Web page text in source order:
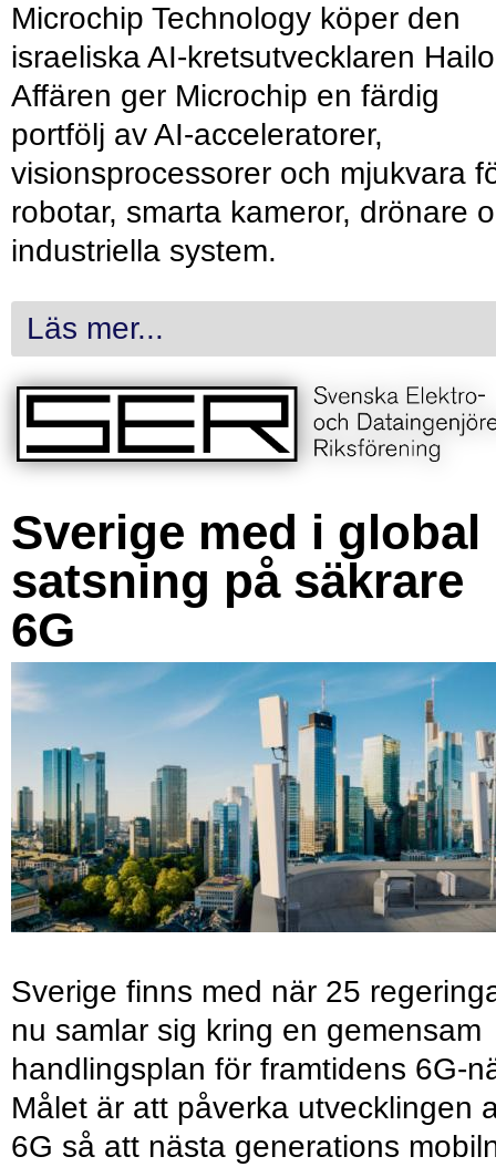
Microchip Technology köper den
israeliska AI-kretsutvecklaren
Affären ger Microchip en färdig
portfölj av AI-acceleratorer,
visionsprocessorer och mjukvara
robotar, smarta kameror, drönare
industriella system.
Läs mer...
Sverige med i global
satsning på säkrare
6G
Sverige finns med när 25
nu samlar sig kring en gemensam
handlingsplan för framtidens 6G-
Målet är att påverka utvecklingen
6G så att nästa generations